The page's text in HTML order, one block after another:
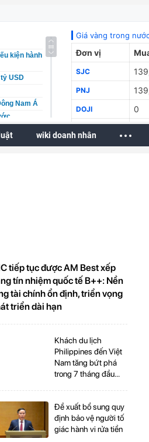
kiện hành
USD
Nam Á
kiện hành
giá trị
wiki doanh nhân
tiếp tục được AM Best xếp
tín nhiệm quốc tế B++: Nền
tài chính ổn định, triển vọng
triển dài hạn
Khách du lịch
Philippines đến Việt
Nam tăng bứt phá
trong 7 tháng đầu
Đề xuất bổ sung quy
định bảo vệ người tố
giác hành vi rửa tiền